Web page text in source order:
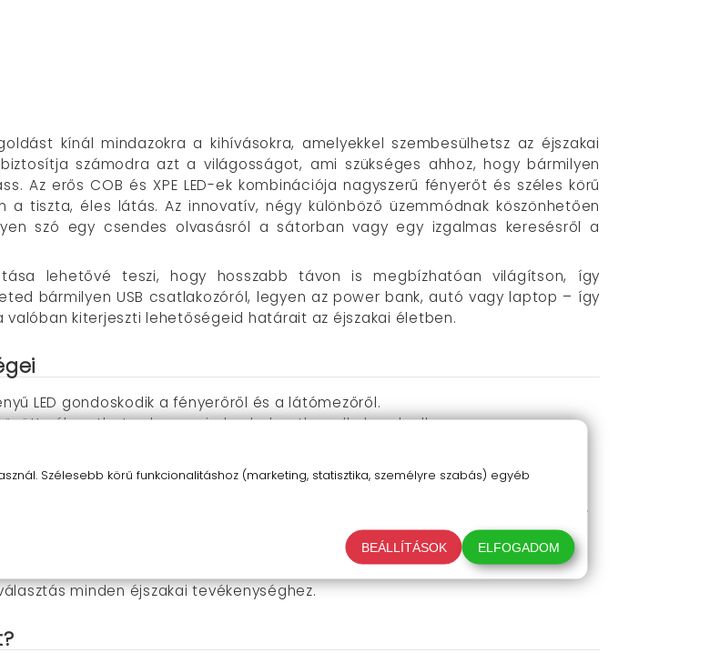
kínál mindazokra a kihívásokra, amelyekkel szembesülhetsz az éjszakai
számodra azt a világosságot, ami szükséges ahhoz, hogy bármilyen
Az erős COB és XPE LED-ek kombinációja nagyszerű fényerőt és széles körű
tiszta, éles látás. Az innovatív, négy különböző üzemmódnak köszönhetően
szó egy csendes olvasásról a sátorban vagy egy izgalmas keresésről a
lehetővé teszi, hogy hosszabb távon is megbízhatóan világítson, így
bármilyen USB csatlakozóról, legyen az power bank, autó vagy laptop – így
valóban kiterjeszti lehetőségeid határait az éjszakai életben.
LED gondoskodik a fényerőről és a látómezőről.
válogathatsz, hogy minden helyzethez alkalmazkodhass.
hosszú üzemidőt és megbízhatóságot garantál.
így minden környezetben használható.
köszönhetően a hosszas használat során sem okoz kényelmetlenséget.
nyújtanak a fény irányának megválasztásában.
minden éjszakai tevékenységhez.
Szélesebb körű funkcionalitáshoz (marketing, statisztika, személyre szabás) egyéb
BEÁLLÍTÁSOK ELFOGADOM